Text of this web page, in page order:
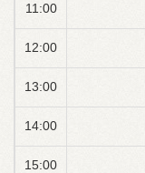
11:00
12:00
13:00
14:00
15:00